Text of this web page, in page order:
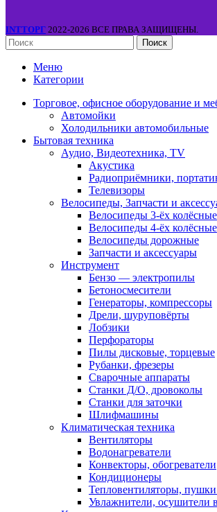
INTТОРГ 2022-2026 ВСЕ ПРАВА ЗАЩИЩЕНЫ.
Поиск
Меню
Категории
Торговое, офисное оборудование и
Автомойки
Холодильники автомобильные
Бытовая техника
Аудио, Видеотехника, TV
Акустика
Радиоприёмники,
Телевизоры
Велосипеды, Запчасти и
Велосипеды 3-ёх колёсные
Велосипеды 4-ёх колёсные
Велосипеды дорожные
Запчасти и аксессуары
Инструмент
Бензо — электропилы
Бетоносмесители
Генераторы, компрессоры
Дрели, шуруповёрты
Лобзики
Перфораторы
Пилы дисковые, торцевые
Рубанки, фрезеры
Сварочные аппараты
Станки Д/О, дровоколы
Станки для заточки
Шлифмашины
Климатическая техника
Вентиляторы
Водонагреватели
Конвекторы, обогреватели
Кондиционеры
Тепловентиляторы, пушки
Увлажнители, осушители